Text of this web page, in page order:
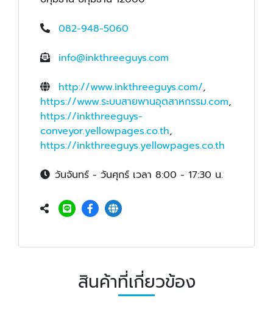
082-948-5060
info@inkthreeguys.com
http://www.inkthreeguys.com/,
https://www.ระบบสายพานอุตสาหกรรม.com,
https://inkthreeguys-
conveyor.yellowpages.co.th,
https://inkthreeguys.yellowpages.co.th
วันจันทร์ - วันศุกร์ เวลา 8:00 - 17:30 น.
สินค้าที่เกี่ยวข้อง